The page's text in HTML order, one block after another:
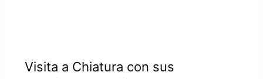
Visita a Chiatura con sus